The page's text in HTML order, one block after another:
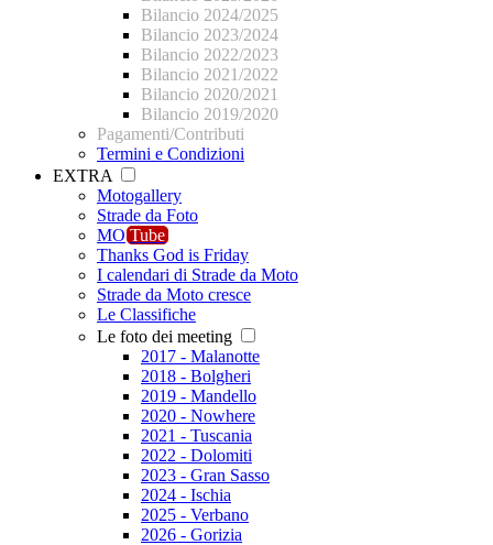
Bilancio 2024/2025
Bilancio 2023/2024
Bilancio 2022/2023
Bilancio 2021/2022
Bilancio 2020/2021
Bilancio 2019/2020
Pagamenti/Contributi
Termini e Condizioni
EXTRA
Motogallery
Strade da Foto
MO Tube
Thanks God is Friday
I calendari di Strade da Moto
Strade da Moto cresce
Le Classifiche
Le foto dei meeting
2017 - Malanotte
2018 - Bolgheri
2019 - Mandello
2020 - Nowhere
2021 - Tuscania
2022 - Dolomiti
2023 - Gran Sasso
2024 - Ischia
2025 - Verbano
2026 - Gorizia